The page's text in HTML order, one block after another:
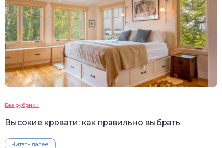
Без рубрики
Высокие кровати: как правильно выбрать
Читать далее